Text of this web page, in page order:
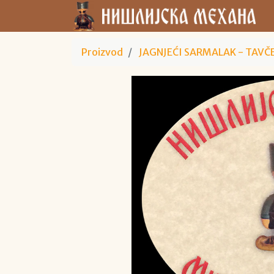
Proizvod JAGNJEĆI SARMALAK -